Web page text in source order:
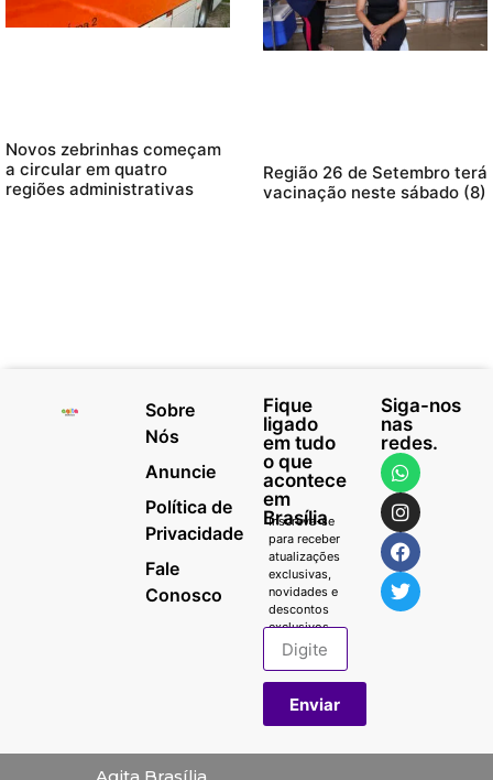
Novos zebrinhas começam
a circular em quatro
regiões administrativas
Região 26 de Setembro terá
vacinação neste sábado (8)
Sobre
Nós
Anuncie
Política de
Privacidade
Fale
Conosco
Fique
ligado
em tudo
o que
acontece
em
Brasília
Inscreva-se
para receber
atualizações
exclusivas,
novidades e
descontos
exclusivos.
Enviar
Siga-nos
nas
redes.